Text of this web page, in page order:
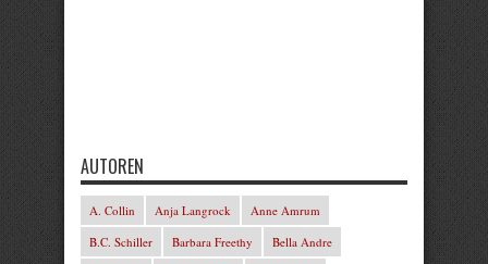
AUTOREN
A. Collin Anja Langrock
Anne Amrum
B.C. Schiller
Barbara Freethy
Bella Andre